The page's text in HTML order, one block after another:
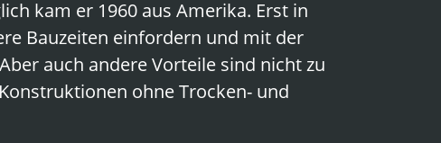
kam er 1960 aus Amerika. Erst in
Bauzeiten einfordern und mit der
auch andere Vorteile sind nicht zu
ohne Trocken- und